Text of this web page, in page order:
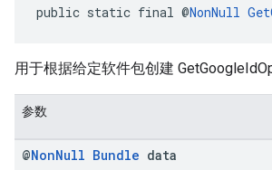
public static final @NonNull
用于根据给定软件包创建
参数
@NonNull Bundle data